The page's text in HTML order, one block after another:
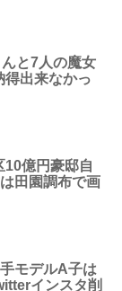
と7人の魔女
得出来なかっ
10億円豪邸自
田園調布で画
モデルA子は
インスタ削